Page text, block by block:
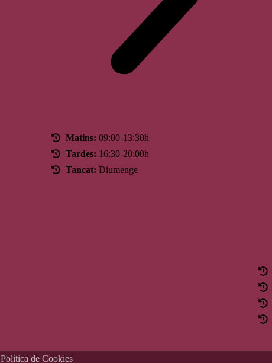
Matins: 09:00-13:30h
Tardes: 16:30-20:00h
Tancat: Diumenge
Politica de Cookies